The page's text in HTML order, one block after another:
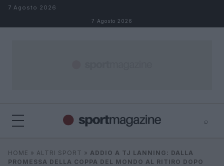
Salta al contenuto
7 Agosto 2026
7 Agosto 2026
⌕
Cerca
HOME » ALTRI SPORT » ADDIO A TJ LANNING: DALLA
PROMESSA DELLA COPPA DEL MONDO AL RITIRO DOPO